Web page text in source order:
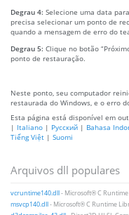
Degrau 4: Selecione uma data
precisa selecionar um ponto de
quando a mensagem de erro do
Degrau 5: Clique no botão
ponto de restauração.
Neste ponto, seu computador
restaurada do Windows, e o erro
Esta página está disponível em
| Italiano | Русский | Bahasa
Tiếng Việt | Suomi
Arquivos dll populares
vcruntime140.dll- Microsoft® C
msvcp140.dll- Microsoft® C Runtime